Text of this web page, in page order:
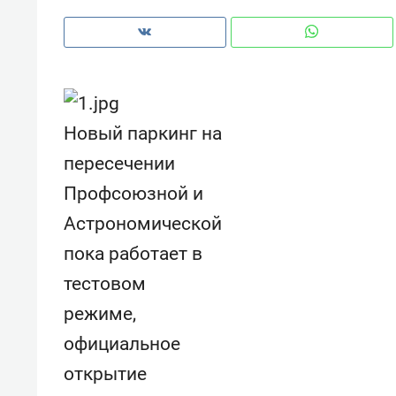
Новый паркинг на
пересечении
Профсоюзной и
Астрономической
пока работает в
тестовом
режиме,
официальное
открытие
Рекомендуем
Опыт выживания в дикой
природе, работа
с ментальным и физическим